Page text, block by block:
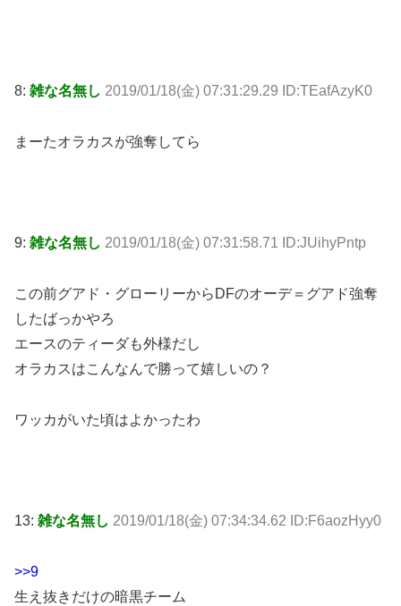
8: 雑な名無し 2019/01/18(金) 07:31:29.29 ID:TEafAzyK0
まーたオラカスが強奪してら
9: 雑な名無し 2019/01/18(金) 07:31:58.71 ID:JUihyPntp
この前グアド・グローリーからDFのオーデ＝グアド強奪
したばっかやろ
エースのティーダも外様だし
オラカスはこんなんで勝って嬉しいの？
ワッカがいた頃はよかったわ
13: 雑な名無し 2019/01/18(金) 07:34:34.62 ID:F6aozHyy0
>>9
生え抜きだけの暗黒チーム